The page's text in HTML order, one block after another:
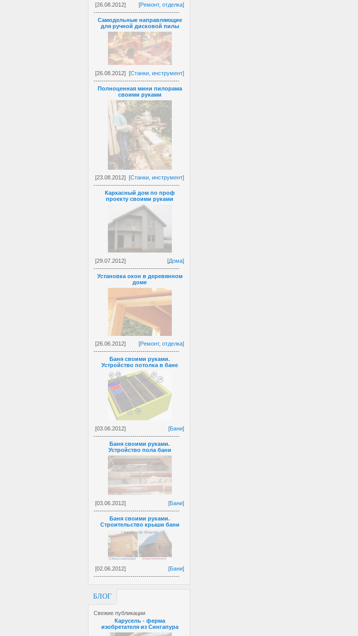
[26.08.2012] [Ремонт, отделка]
------------------------------------------
Самодельные направляющие
для ручной дисковой пилы
[26.08.2012] [Станки, инструмент]
------------------------------------------
Полноценная мини пилорама
своими руками
[23.08.2012] [Станки, инструмент]
------------------------------------------
Каркасный дом по проф
проекту своими руками
[29.07.2012] [Дома]
------------------------------------------
Установка окон в деревянном
доме
[26.06.2012] [Ремонт, отделка]
------------------------------------------
Баня своими руками.
Устройство потолка в бане
[03.06.2012] [Бани]
------------------------------------------
Баня своими руками.
Устройство пола бани
[03.06.2012] [Бани]
------------------------------------------
Баня своими руками.
Строительство крыши бани
[02.06.2012] [Бани]
------------------------------------------
БЛОГ
Свежие публикации
Карусель - ферма
изобретателя из Сингапура